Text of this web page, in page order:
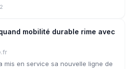
mobilité durable rime avec
mis en service sa nouvelle ligne de